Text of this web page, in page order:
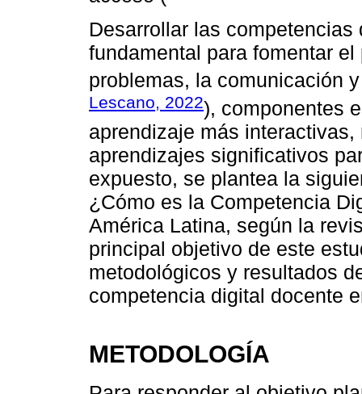
Desarrollar las
fundamental para fomentar
problemas, la comunicación
Lescano, 2022), componentes
aprendizaje más
aprendizajes significativos
expuesto, se plantea la
¿Cómo es la Competencia
América Latina, según la
principal objetivo de este
metodológicos y resultados
competencia digital docente
METODOLOGÍA